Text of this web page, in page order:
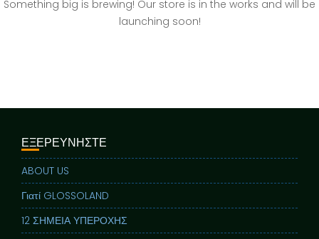
Something big is brewing! Our store is in the works and will be
launching soon!
ΕΞΕΡΕΥΝΗΣΤΕ
ABOUT US
Γιατί GLOSSOLAND
12 ΣΗΜΕΙΑ ΥΠΕΡΟΧΗΣ